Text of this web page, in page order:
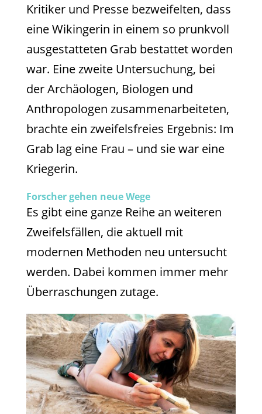
Kritiker und Presse bezweifelten, dass
eine Wikingerin in einem so prunkvoll
ausgestatteten Grab bestattet worden
war. Eine zweite Untersuchung, bei
der Archäologen, Biologen und
Anthropologen zusammenarbeiteten,
brachte ein zweifelsfreies Ergebnis: Im
Grab lag eine Frau – und sie war eine
Kriegerin.
Forscher gehen neue Wege
Es gibt eine ganze Reihe an weiteren
Zweifelsfällen, die aktuell mit
modernen Methoden neu untersucht
werden. Dabei kommen immer mehr
Überraschungen zutage.